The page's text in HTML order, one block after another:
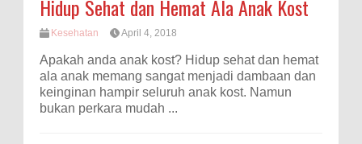
Hidup Sehat dan Hemat Ala Anak Kost
Kesehatan April 4, 2018
Apakah anda anak kost? Hidup sehat dan hemat
ala anak memang sangat menjadi dambaan dan
keinginan hampir seluruh anak kost. Namun
bukan perkara mudah ...